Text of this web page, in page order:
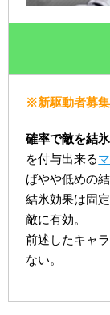
※新駆動者募
確率で敵を結
を付与出来る
ばやや低めの
結氷効果は固
敵に有効。
前述したキャ
ない。